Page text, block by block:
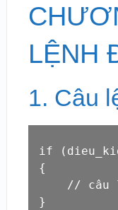
LỆNH
1. Câu
if
{
// câu
}